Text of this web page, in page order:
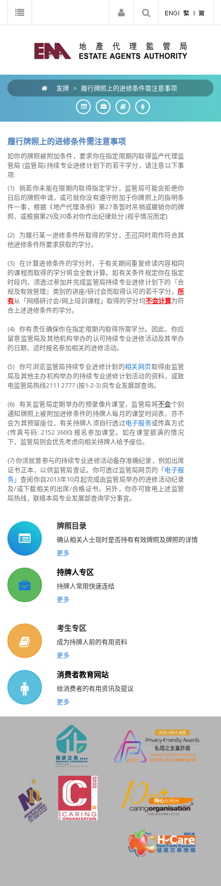
发牌 > 履行牌照上的进修条件需注意事项
履行牌照上的进修条件需注意事项
如你的牌照被附加条件，要求你在指定限期内取得监产代理监
管局 (监管局)持续专业进修计划下的若干学分，请注意以下事
项:
(1)倘若你未能在限期内取得指定学分，监管局可能会拒绝你
日后的牌照申请，或可就你没有遵守附加于你牌照上的指明条
件一事，根据《地产代理条例》第27条暂时吊销或撤销你的牌
照，或根据第29及30条对你作出纪律处分 (视乎情况而定)
(2) 为履行某一进修条件所取得的学分，不可同时用作符合其
他进修条件所要求获取的学分。
(3)在计算进修条件的学分时，于有关期间重复修读内容相同
的课程而取得的学分将会全数计算。如有关条件规定你在指定
时段内，须透过参加并完成监管局持续专业进修计划下的『合
规及有效管理』类别的讲座/研讨会而取得认可的若干学分，所
有从「网络研讨会/网上培训课程」取得的学分均不会计算为符
合上述进修条件的学分。
(4)你有责任确保你在指定限期内取得所需学分。因此，你应
留意监管局及其他机构举办的认可持续专业进修活动及其举办
的日期，适时报名参加相关的进修活动。
(5)你可浏览监管局持续专业进修计划的相关网页取得由监管
局及其他主办机构举办的持续专业进修计划活动的资料，或致
电监管局热线2111 2777 (按1-2-3) 向专业发展部查询。
(6)有关监管局定期举办的预录像片课堂，监管局将不会个别
通知牌照上被附加进修条件的持牌人每月的课堂时间表，亦不
会为其预留座位，有关持牌人须自行透过电子服务或传真方式
(传真号码: 2152 3600) 报名参加课堂。如在课堂额满的情况
下，监管局则会优先考虑向相关持牌人给予座位。
(7)你须就曾参与的持续专业进修活动备存准确纪录，例如出席
证书正本，以供监管局查证。你可透过监管局网页的「电子服
务」查阅你自2013年10月起完成由监管局举办的进修活动纪录
及/或下载相关的出席/合格证书。另外，你亦可致电上述监管
局热线，联络本局专业发展部查询学分事宜。
牌照目录
确认相关人士现时是否持有有效牌照及牌照的详情
更多
持牌人专区
持牌人常用快速连结
更多
考生专区
成为持牌人前的有用资料
更多
消费者教育网站
给消费者的有用资讯及提议
更多